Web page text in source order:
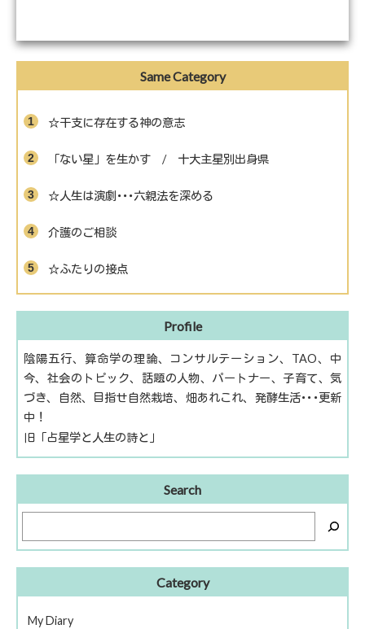
Same Category
☆干支に存在する神の意志
「ない星」を生かす / 十大主星別出身県
☆人生は演劇･･･六親法を深める
介護のご相談
☆ふたりの接点
Profile
陰陽五行、算命学の理論、コンサルテーション、TAO、中
今、社会のトピック、話題の人物、パートナー、子育て、気
づき、自然、目指せ自然栽培、畑あれこれ、発酵生活･･･更新
中！
旧「占星学と人生の詩と」
Search
Category
My Diary